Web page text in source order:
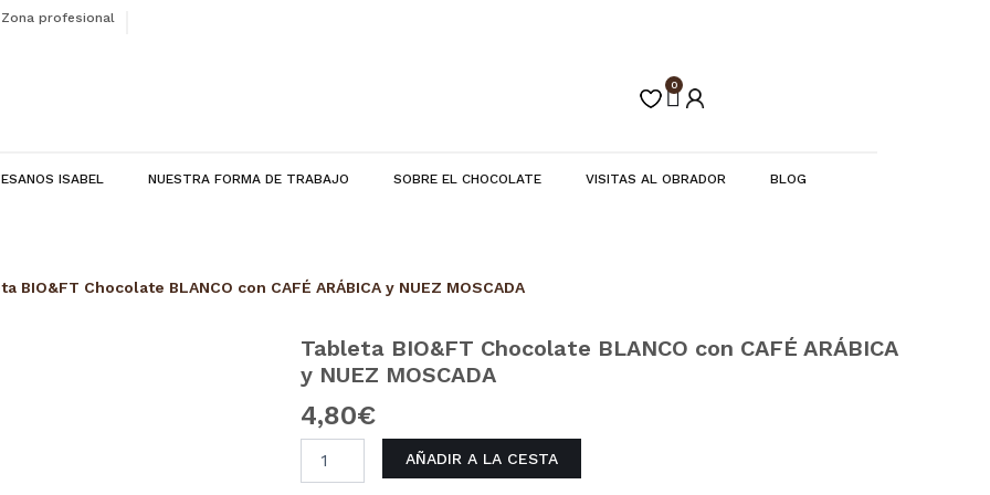
Zona profesional
0
Carrito
ISABEL NUESTRA FORMA DE TRABAJO SOBRE EL CHOCOLATE VISITAS AL OBRADOR BLOG
BIO&FT Chocolate BLANCO con CAFÉ ARÁBICA y NUEZ MOSCADA
Tableta BIO&FT Chocolate BLANCO con CAFÉ ARÁBICA
y NUEZ MOSCADA
4,80€
Tableta
BIO&FT
Chocolate
BLANCO
con
CAFÉ
AÑADIR A LA CESTA